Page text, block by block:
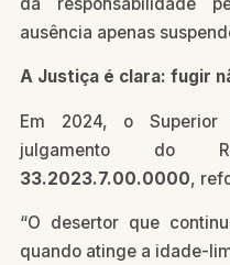
ausência apenas
A Justiça é clara: fugir
Em 2024, o Superior
julgamento do
33.2023.7.00.0000,
“O desertor que
quando atinge a idade-